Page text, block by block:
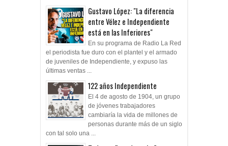
Gustavo López: "La diferencia
entre Vélez e Independiente
está en las Inferiores"
En su programa de Radio La Red
el periodista fue duro con el plantel y el armado
de juveniles de Independiente, y expuso las
últimas ventas ...
122 años Independiente
El 4 de agosto de 1904, un grupo
de jóvenes trabajadores
cambiaría la vida de millones de
personas durante más de un siglo
con tal solo una ...